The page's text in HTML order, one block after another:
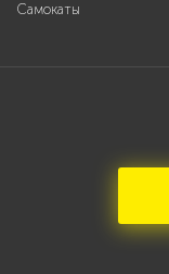
Самокаты